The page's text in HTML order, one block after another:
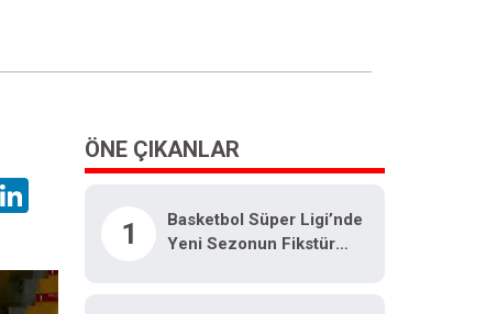
LinkedIn
ÖNE ÇIKANLAR
1
Basketbol Süper Ligi’nde
Yeni Sezonun Fikstür